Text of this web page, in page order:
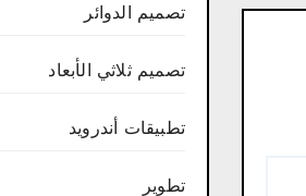
تصميم الدوائر
تصميم ثلاثي الأبعاد
تطبيقات أندرويد
تطوير